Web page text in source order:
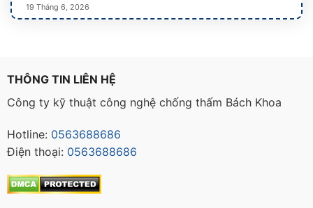
19 Tháng 6, 2026
THÔNG TIN LIÊN HỆ
Công ty kỹ thuật công nghệ chống thấm Bách Khoa
Hotline: 0563688686
Điện thoại: 0563688686